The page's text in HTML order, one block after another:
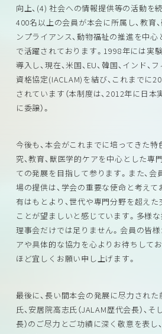
向上、(4) 社会への情報提供等の活動を
400名以上の会員が本会に所属し、教育、
ンプライアンス、動物福祉の推進を中
で活躍されております。1998年には実
導入し、現在、米国、EU、韓国、インド
資格協定(IACLAM)を結び、これまでに
されています（本制度は、2012年に日
に委譲）。
今後も、本会がこれまでに培ってきた特
究、教育、獣医学的ケアを中心とした専
ての発展を目指して参ります。また、
場の提供は、学会の重要な使命と考え
有はもとより、世代や専門分野を超え
ことが望ましいと感じています。多様
理事会だけでは足りません。会員の皆
アや具体的な協力を心よりお待ちして
ほど宜しくお願い申し上げます。
最後に、長い間本会の発展に尽力された
氏、安居院高志氏（JALAM歴代会長）、
長）のご尽力とご功績に深く敬意を表し